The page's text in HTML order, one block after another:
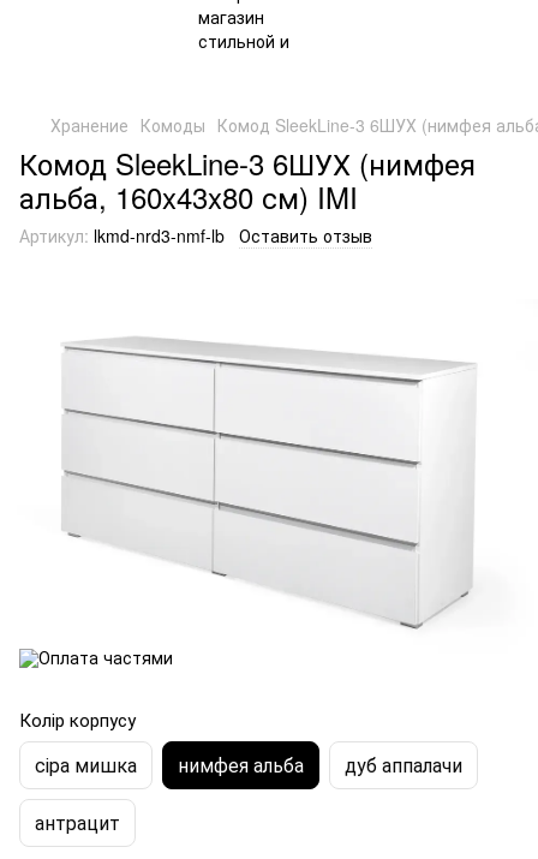
Хранение Комоды Комод SleekLine-3 6ШУХ (нимфея
Комод SleekLine-3 6ШУХ (нимфея
альба, 160x43x80 см) IMI
Артикул: lkmd-nrd3-nmf-lb Оставить отзыв
Колір корпусу
сіра мишка нимфея альба дуб аппалачи
антрацит